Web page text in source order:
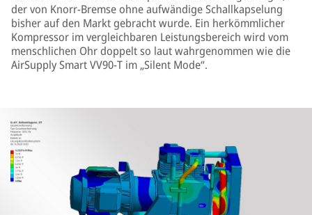
der von Knorr-Bremse ohne aufwändige Schallkapselung
bisher auf den Markt gebracht wurde. Ein herkömmlicher
Kompressor im vergleichbaren Leistungsbereich wird vom
menschlichen Ohr doppelt so laut wahrgenommen wie die
AirSupply Smart VV90-T im „Silent Mode“.